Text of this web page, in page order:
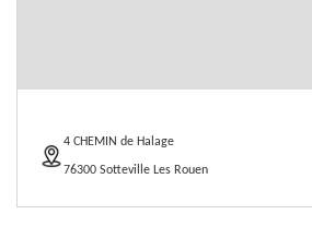
4 CHEMIN de Halage
76300 Sotteville Les Rouen